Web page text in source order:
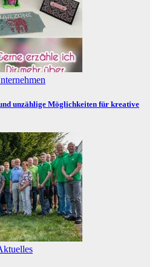
unzählige Möglichkeiten für kreative